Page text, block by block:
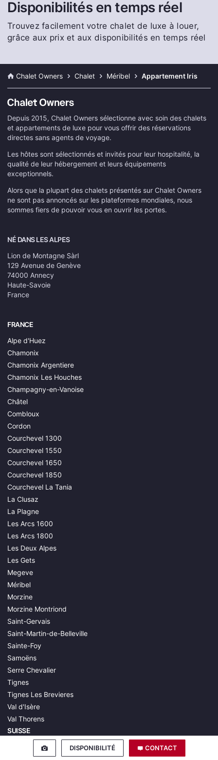
DISPONIBILITÉ CONTACT
Disponibilités en temps réel
Trouvez facilement votre chalet de luxe à louer,
grâce aux prix et aux disponibilités en temps réel
Chalet Owners Chalet Méribel Appartement Iris
Depuis 2015, Chalet Owners sélectionne avec soin des chalets
et appartements de luxe pour vous offrir des réservations
directes sans agents de voyage.
Les hôtes sont sélectionnés et invités pour leur hospitalité, la
qualité de leur hébergement et leurs équipements
exceptionnels.
Alors que la plupart des chalets présentés sur Chalet Owners
ne sont pas annoncés sur les plateformes mondiales, nous
sommes fiers de pouvoir vous en ouvrir les portes.
NÉ DANS LES ALPES
Lion de Montagne Sàrl
129 Avenue de Genève
74000 Annecy
Haute-Savoie
France
FRANCE
Alpe d'Huez
Chamonix
Chamonix Argentiere
Chamonix Les Houches
Champagny-en-Vanoise
Châtel
Combloux
Cordon
Courchevel 1300
Courchevel 1550
Courchevel 1650
Courchevel 1850
Courchevel La Tania
La Clusaz
La Plagne
Les Arcs 1600
Les Arcs 1800
Les Deux Alpes
Les Gets
Megeve
Méribel
Morzine
Morzine Montriond
Saint-Gervais
Saint-Martin-de-Belleville
Sainte-Foy
Samoëns
Serre Chevalier
Tignes
Tignes Les Brevieres
Val d'Isère
Val Thorens
SUISSE
Crans-Montana